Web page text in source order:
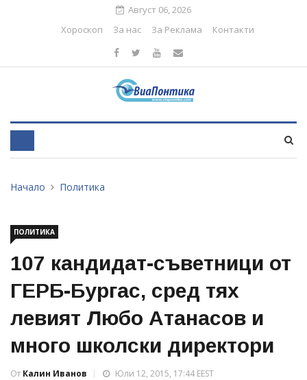
Август 06, 2026
Хороскоп
За нас За Реклама Контакти
Начало Политика
ПОЛИТИКА
107 кандидат-съветници от
ГЕРБ-Бургас, сред тях
левият Любо Атанасов и
много школски директори
От Калин Иванов
Юли 12, 2015, 17:44 EEST